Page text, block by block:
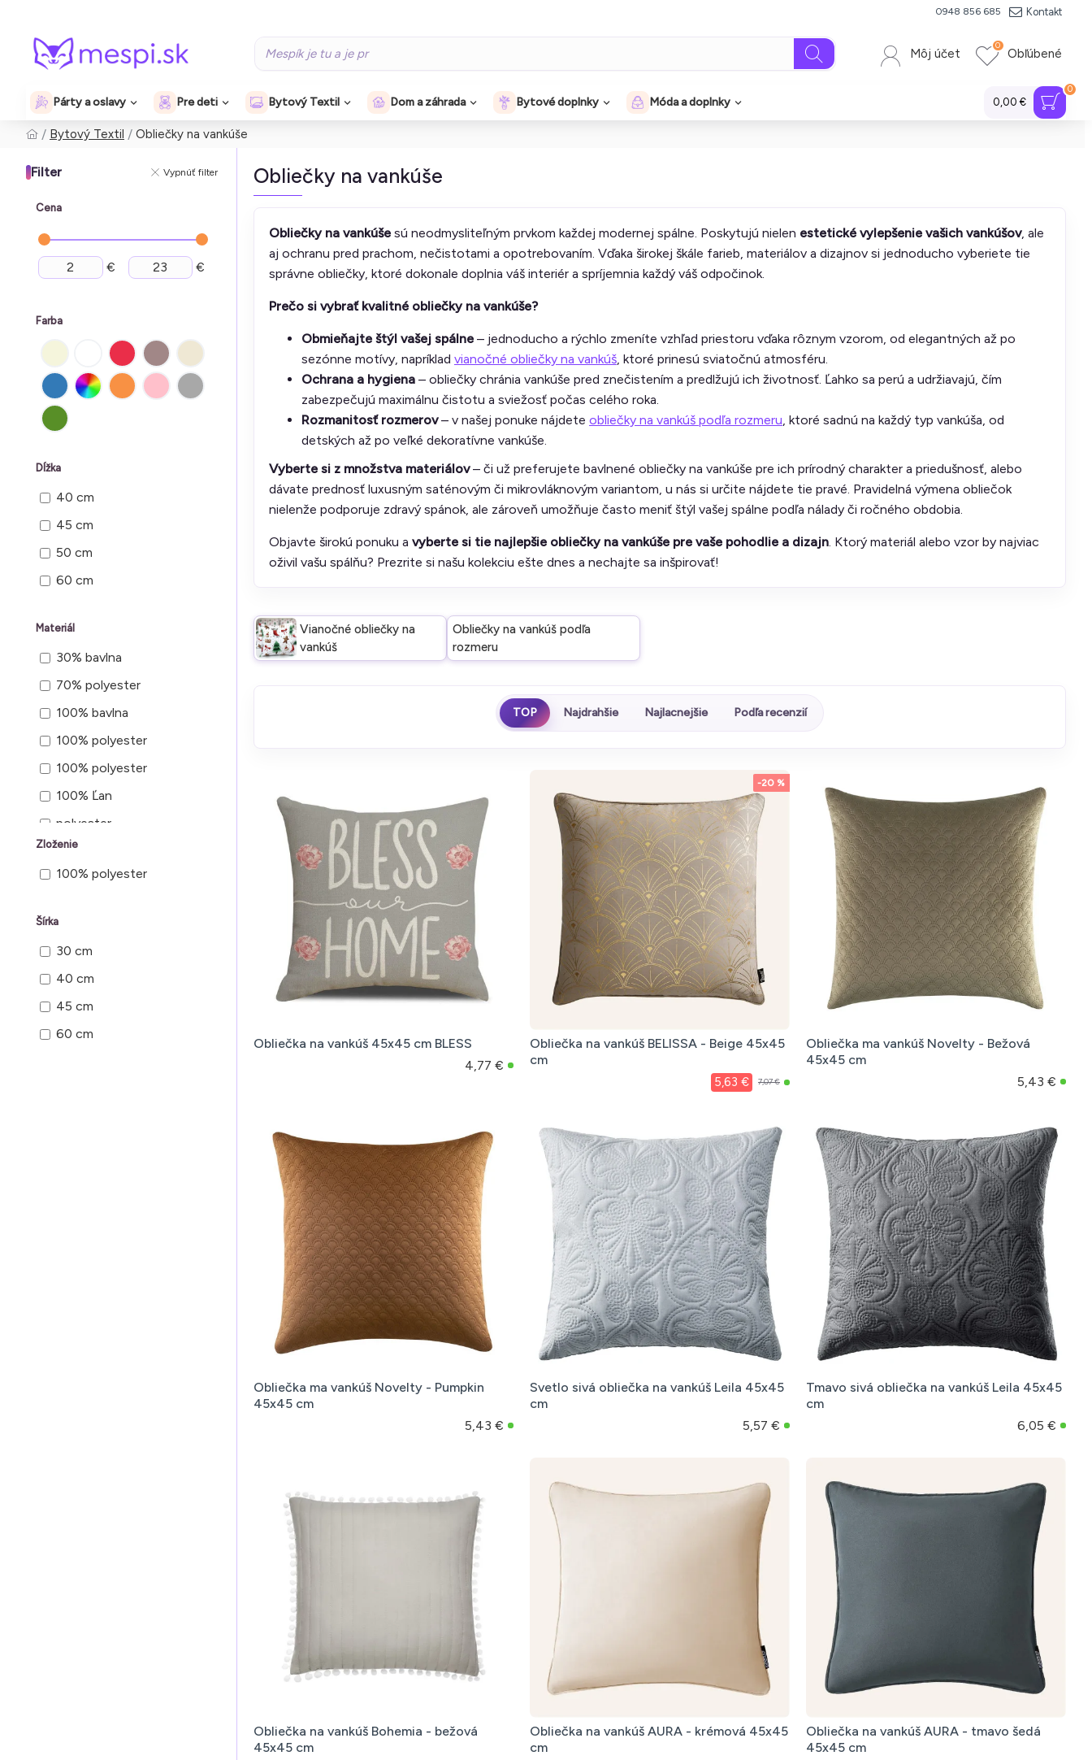
0948 856 685 Kontakt
Môj účet Obľúbené
0
Párty a oslavy Pre deti Bytový Textil Dom a záhrada Bytové doplnky Móda a doplnky 0,00 €
0
Bytový Textil Obliečky na vankúše
Filter Vypnúť filter
Cena
€ €
Materiál
30% bavlna
70% polyester
100% bavlna
100% polyester
100% polyester
100% Ľan
polyester
zamat
Zloženie
100% polyester
Šírka
30 cm
40 cm
45 cm
60 cm
Dĺžka
40 cm
45 cm
50 cm
60 cm
Farba
Obliečky na vankúše
Obliečky na vankúše sú neodmysliteľným prvkom každej modernej spálne. Poskytujú nielen estetické vylepšenie vašich vankúšov, ale
aj ochranu pred prachom, nečistotami a opotrebovaním. Vďaka širokej škále farieb, materiálov a dizajnov si jednoducho vyberiete tie
správne obliečky, ktoré dokonale doplnia váš interiér a spríjemnia každý váš odpočinok.
Prečo si vybrať kvalitné obliečky na vankúše?
Obmieňajte štýl vašej spálne – jednoducho a rýchlo zmeníte vzhľad priestoru vďaka rôznym vzorom, od elegantných až po
sezónne motívy, napríklad vianočné obliečky na vankúš, ktoré prinesú sviatočnú atmosféru.
Ochrana a hygiena – obliečky chránia vankúše pred znečistením a predlžujú ich životnosť. Ľahko sa perú a udržiavajú, čím
zabezpečujú maximálnu čistotu a sviežosť počas celého roka.
Rozmanitosť rozmerov– v našej ponuke nájdete obliečky na vankúš podľa rozmeru, ktoré sadnú na každý typ vankúša, od
detských až po veľké dekoratívne vankúše.
Vyberte si z množstva materiálov– či už preferujete bavlnené obliečky na vankúše pre ich prírodný charakter a priedušnosť, alebo
dávate prednosť luxusným saténovým či mikrovláknovým variantom, u nás si určite nájdete tie pravé. Pravidelná výmena obliečok
nielenže podporuje zdravý spánok, ale zároveň umožňuje často meniť štýl vašej spálne podľa nálady či ročného obdobia.
Objavte širokú ponuku a vyberte si tie najlepšie obliečky na vankúše pre vaše pohodlie a dizajn. Ktorý materiál alebo vzor by najviac
oživil vašu spálňu? Prezrite si našu kolekciu ešte dnes a nechajte sa inšpirovať!
Vianočné obliečky na
vankúš
Obliečky na vankúš podľa
rozmeru
TOP Najdrahšie Najlacnejšie Podľa recenzií
Obliečka na vankúš 45x45 cm BLESS
4,77 €
-20 %
Obliečka na vankúš BELISSA - Beige 45x45
cm
5,63 € 7,07 €
Obliečka ma vankúš Novelty - Bežová
45x45 cm
5,43 €
Obliečka ma vankúš Novelty - Pumpkin
45x45 cm
5,43 €
Svetlo sivá obliečka na vankúš Leila 45x45
cm
5,57 €
Tmavo sivá obliečka na vankúš Leila 45x45
cm
6,05 €
Obliečka na vankúš Bohemia - bežová
45x45 cm
Obliečka na vankúš AURA - krémová 45x45
cm
Obliečka na vankúš AURA - tmavo šedá
45x45 cm